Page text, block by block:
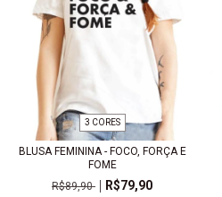
3 CORES
BLUSA FEMININA - FOCO, FORÇA E
FOME
R$89,90
R$79,90